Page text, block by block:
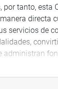
por tanto, esta
directa
servicios de
administran
que